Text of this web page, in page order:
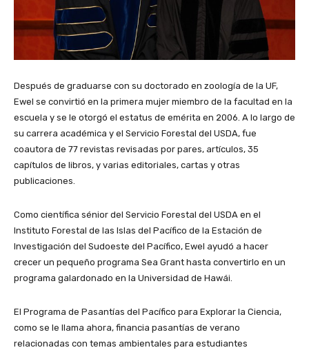
Después de graduarse con su doctorado en zoología de la UF,
Ewel se convirtió en la primera mujer miembro de la facultad en la
escuela y se le otorgó el estatus de emérita en 2006. A lo largo de
su carrera académica y el Servicio Forestal del USDA, fue
coautora de 77 revistas revisadas por pares, artículos, 35
capítulos de libros, y varias editoriales, cartas y otras
publicaciones.
Como científica sénior del Servicio Forestal del USDA en el
Instituto Forestal de las Islas del Pacífico de la Estación de
Investigación del Sudoeste del Pacífico, Ewel ayudó a hacer
crecer un pequeño programa Sea Grant hasta convertirlo en un
programa galardonado en la Universidad de Hawái.
El Programa de Pasantías del Pacífico para Explorar la Ciencia,
como se le llama ahora, financia pasantías de verano
relacionadas con temas ambientales para estudiantes